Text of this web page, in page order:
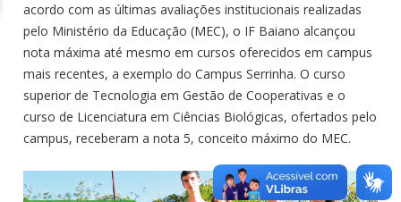
acordo com as últimas avaliações institucionais realizadas
pelo Ministério da Educação (MEC), o IF Baiano alcançou
nota máxima até mesmo em cursos oferecidos em campus
mais recentes, a exemplo do Campus Serrinha. O curso
superior de Tecnologia em Gestão de Cooperativas e o
curso de Licenciatura em Ciências Biológicas, ofertados pelo
campus, receberam a nota 5, conceito máximo do MEC.